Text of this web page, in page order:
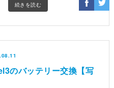
続きを読む
のバッテリー交換【写